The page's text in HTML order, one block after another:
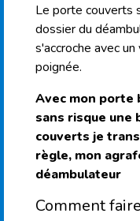
Le porte couverts
dossier du
s'accroche avec
poignée.
Avec mon
sans risque une
couverts je
règle, mon
déambulateur
Comment